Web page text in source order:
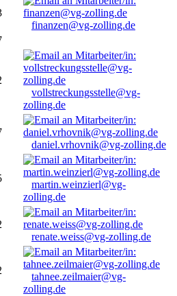
finanzen@vg-zolling.de
vollstreckungsstelle@vg-
zolling.de
daniel.vrhovnik@vg-zolling.de
martin.weinzierl@vg-
zolling.de
renate.weiss@vg-zolling.de
tahnee.zeilmaier@vg-
zolling.de